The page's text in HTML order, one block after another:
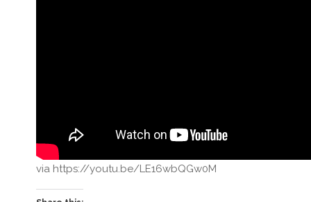
via https://youtu.be/LE16wbQGw0M